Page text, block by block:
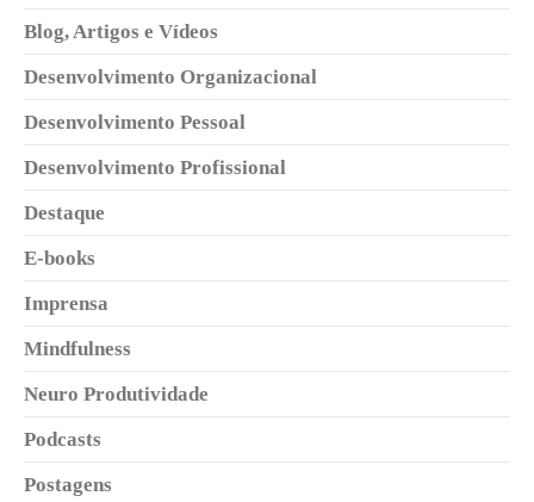
Blog, Artigos e Vídeos
Desenvolvimento Organizacional
Desenvolvimento Pessoal
Desenvolvimento Profissional
Destaque
E-books
Imprensa
Mindfulness
Neuro Produtividade
Podcasts
Postagens